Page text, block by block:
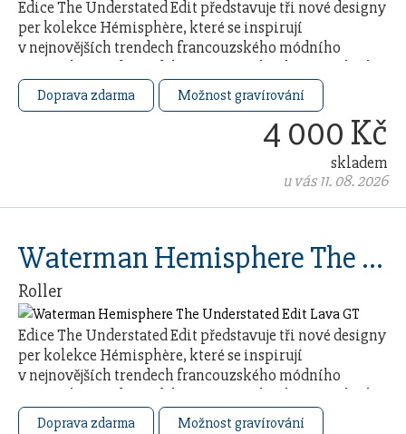
Edice The Understated Edit představuje tři nové designy
per kolekce Hémisphère, které se inspirují
v nejnovějších trendech francouzského módního
průmyslu. Každý model čerpá ze 140letého řemeslného
…
Doprava zdarma Možnost gravírování
4 000 Kč
skladem
u vás 11. 08. 2026
Waterman Hemisphere The Understated Edit Lava GT
Roller
Edice The Understated Edit představuje tři nové designy
per kolekce Hémisphère, které se inspirují
v nejnovějších trendech francouzského módního
průmyslu. Každý model čerpá ze 140letého řemeslného
…
Doprava zdarma Možnost gravírování